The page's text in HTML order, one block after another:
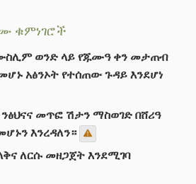
ቁምነገሮች
ወንድ ላይ የጁሙዓ ቀን መታጠብ
አፅንኦት የተሰጠው ጉዳይ እንደሆነ
መጥፎ ሽታን ማስወገድ በሸሪዓ
እንረዳለን።
ለርሱ መዘጋጀት እንደሚገባ